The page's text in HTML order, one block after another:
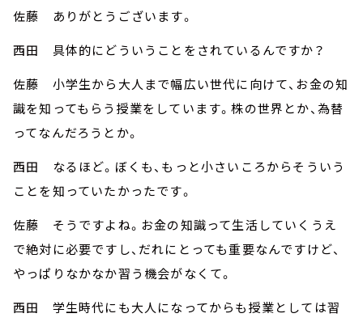
佐藤 ありがとうございます。
西田 具体的にどういうことをされているんですか？
佐藤 小学生から大人まで幅広い世代に向けて、お金の知
識を知ってもらう授業をしています。株の世界とか、為替
ってなんだろうとか。
西田 なるほど。ぼくも、もっと小さいころからそういう
ことを知っていたかったです。
佐藤 そうですよね。お金の知識って生活していくうえ
で絶対に必要ですし、だれにとっても重要なんですけど、
やっぱりなかなか習う機会がなくて。
西田 学生時代にも大人になってからも授業としては習